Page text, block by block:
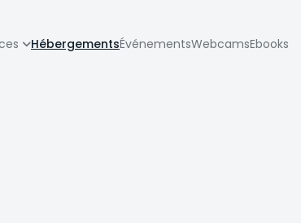
HébergementsÉvénementsWebcamsEbooks